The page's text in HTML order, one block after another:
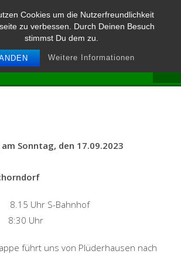
Cookies um die Nutzerfreundlichkeit
zu verbessen. Durch Deinen Besuch
stimmst Du dem zu.
Weitere Informationen
Sonntag, den 17.09.2023
Uhr S-Bahnhof
8:30 Uhr
führt uns von Plüderhausen nach